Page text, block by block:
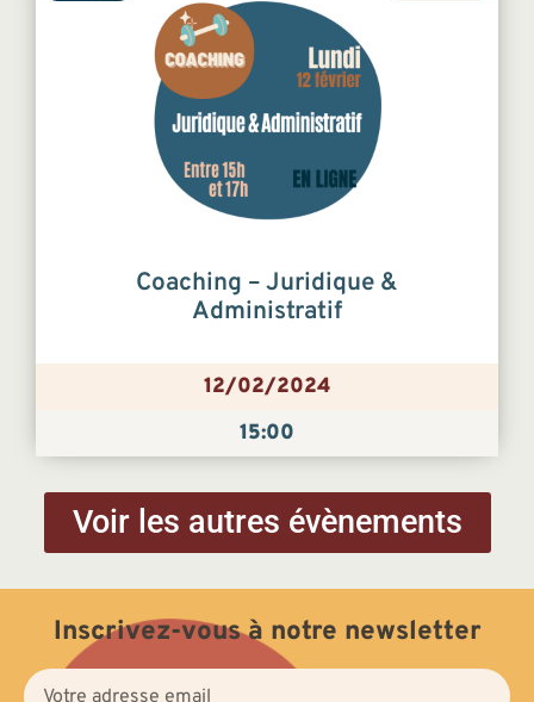
Coaching – Juridique &
Administratif
12/02/2024
15:00
Voir les autres évènements
Inscrivez-vous à notre newsletter